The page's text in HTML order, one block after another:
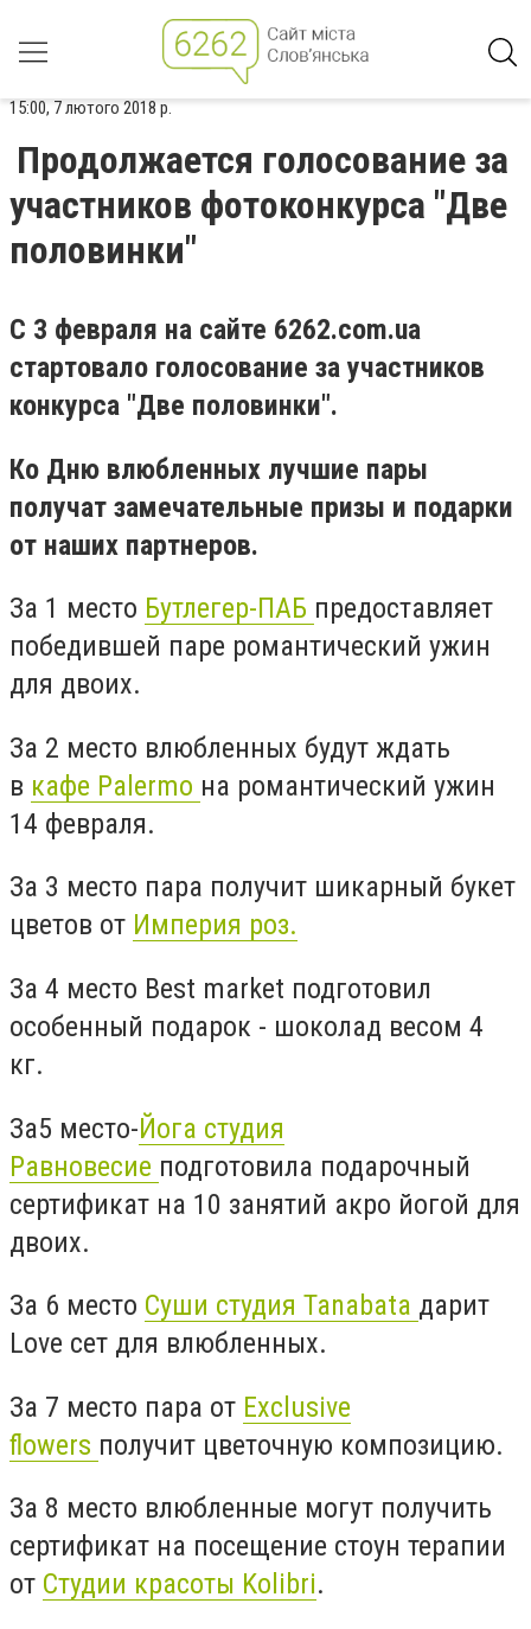
15:00, 7 лютого 2018 р.
Продолжается голосование за
участников фотоконкурса "Две
половинки"
С 3 февраля на сайте 6262.com.ua
стартовало голосование за участников
конкурса "Две половинки".
Ко Дню влюбленных лучшие пары
получат замечательные призы и подарки
от наших партнеров.
За 1 место Бутлегер-ПАБ предоставляет
победившей паре романтический ужин
для двоих.
За 2 место влюбленных будут ждать
в кафе Palermo на романтический ужин
14 февраля.
За 3 место пара получит шикарный букет
цветов от Империя роз.
За 4 место Best market подготовил
особенный подарок - шоколад весом 4
кг.
За5 место-Йога студия
Равновесие подготовила подарочный
сертификат на 10 занятий акро йогой для
двоих.
За 6 место Суши студия Tanabata дарит
Love сет для влюбленных.
За 7 место пара от Exclusive
flowers получит цветочную композицию.
За 8 место влюбленные могут получить
сертификат на посещение стоун терапии
от Студии красоты Kolibri.